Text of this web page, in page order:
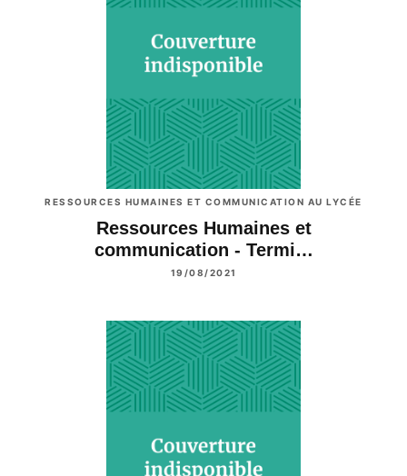
RESSOURCES HUMAINES ET COMMUNICATION AU LYCÉE
Ressources Humaines et
communication - Termi…
19/08/2021